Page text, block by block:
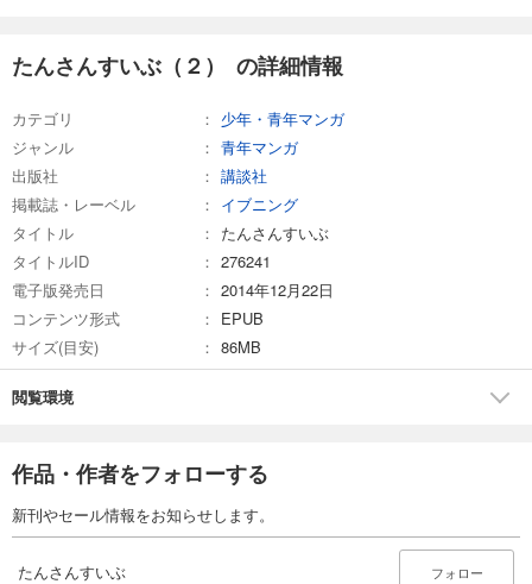
たんさんすいぶ（２） の詳細情報
カテゴリ
少年・青年マンガ
ジャンル
青年マンガ
出版社
講談社
掲載誌・レーベル
イブニング
タイトル
たんさんすいぶ
タイトルID
276241
電子版発売日
2014年12月22日
コンテンツ形式
EPUB
サイズ(目安)
86MB
閲覧環境
作品・作者をフォローする
新刊やセール情報をお知らせします。
たんさんすいぶ フォロー